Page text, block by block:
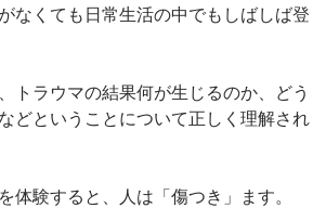
なくても日常生活の中でもしばしば登
トラウマの結果何が生じるのか、どう
どということについて正しく理解され
体験すると、人は「傷つき」ます。